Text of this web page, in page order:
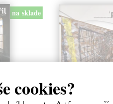
cookies?
na sklade